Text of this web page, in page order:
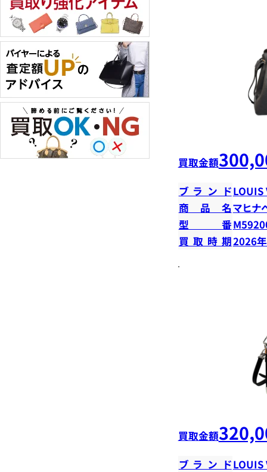
買取金額
ブランドLOUIS
商品名マヒナ
型番
買取時期2026
買取金額
ブランドLOUIS